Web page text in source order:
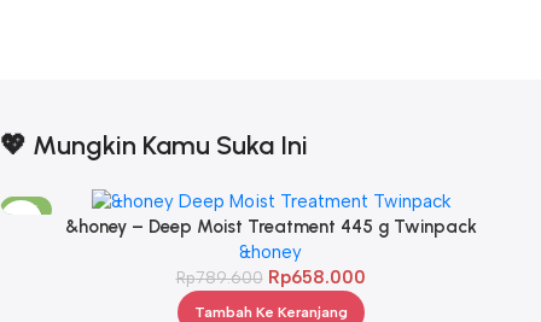
💖 Mungkin Kamu Suka Ini
-17%
&honey – Deep Moist Treatment 445 g Twinpack
&honey
Rp789.600 Rp658.000
Tambah Ke Keranjang